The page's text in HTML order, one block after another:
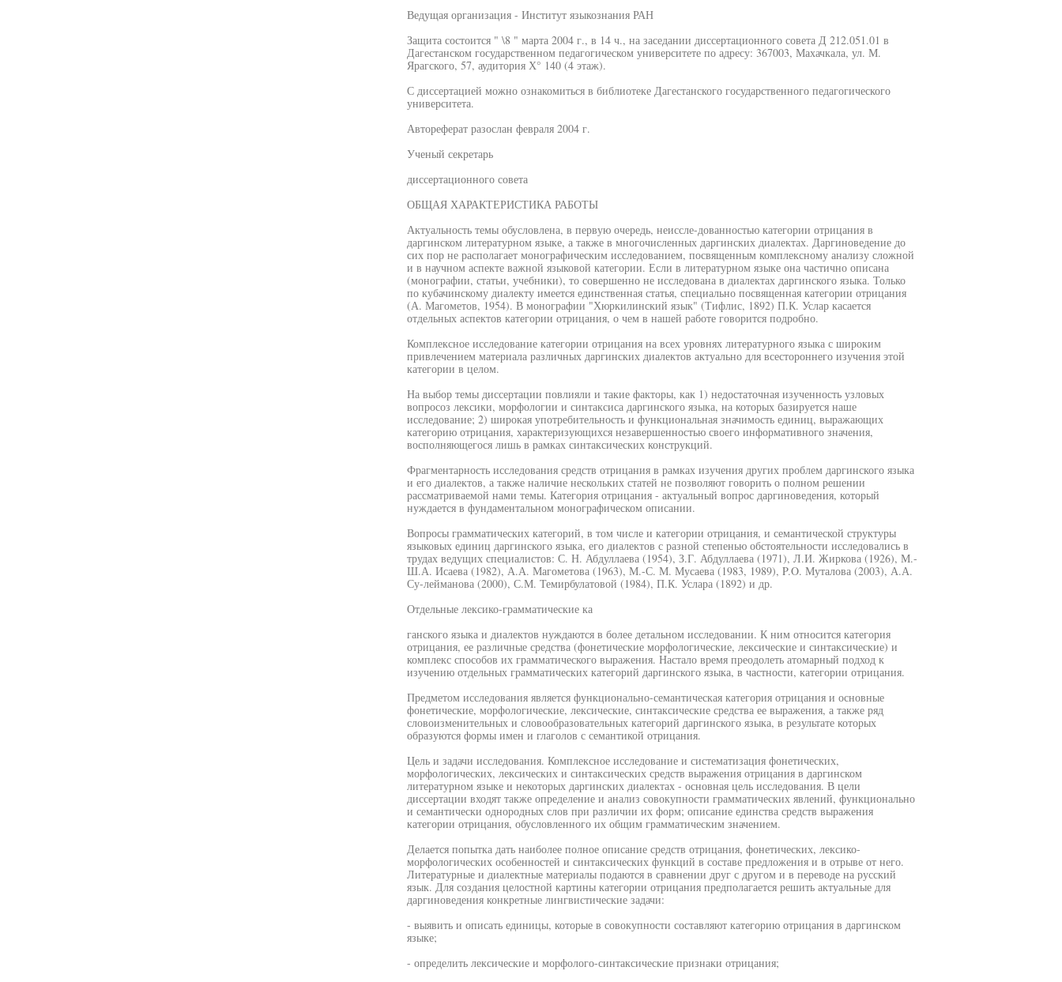
Ведущая организация - Институт языкознания РАН
Защита состоится " \8 " марта 2004 г., в 14 ч., на заседании диссертационного совета Д 212.051.01 в
Дагестанском государственном педагогическом университете по адресу: 367003, Махачкала, ул. М.
Ярагского, 57, аудитория Х° 140 (4 этаж).
С диссертацией можно ознакомиться в библиотеке Дагестанского государственного педагогического
университета.
Автореферат разослан февраля 2004 г.
Ученый секретарь
диссертационного совета
ОБЩАЯ ХАРАКТЕРИСТИКА РАБОТЫ
Актуальность темы обусловлена, в первую очередь, неиссле-дованностью категории отрицания в
даргинском литературном языке, а также в многочисленных даргинских диалектах. Даргиноведение до
сих пор не располагает монографическим исследованием, посвященным комплексному анализу сложной
и в научном аспекте важной языковой категории. Если в литературном языке она частично описана
(монографии, статьи, учебники), то совершенно не исследована в диалектах даргинского языка. Только
по кубачинскому диалекту имеется единственная статья, специально посвященная категории отрицания
(А. Магометов, 1954). В монографии "Хюркилинский язык" (Тифлис, 1892) П.К. Услар касается
отдельных аспектов категории отрицания, о чем в нашей работе говорится подробно.
Комплексное исследование категории отрицания на всех уровнях литературного языка с широким
привлечением материала различных даргинских диалектов актуально для всестороннего изучения этой
категории в целом.
На выбор темы диссертации повлияли и такие факторы, как 1) недостаточная изученность узловых
вопросоз лексики, морфологии и синтаксиса даргинского языка, на которых базируется наше
исследование; 2) широкая употребительность и функциональная значимость единиц, выражающих
категорию отрицания, характеризующихся незавершенностью своего информативного значения,
восполняющегося лишь в рамках синтаксических конструкций.
Фрагментарность исследования средств отрицания в рамках изучения других проблем даргинского языка
и его диалектов, а также наличие нескольких статей не позволяют говорить о полном решении
рассматриваемой нами темы. Категория отрицания - актуальный вопрос даргиноведения, который
нуждается в фундаментальном монографическом описании.
Вопросы грамматических категорий, в том числе и категории отрицания, и семантической структуры
языковых единиц даргинского языка, его диалектов с разной степенью обстоятельности исследовались в
трудах ведущих специалистов: С. Н. Абдуллаева (1954), З.Г. Абдуллаева (1971), Л.И. Жиркова (1926), М.-
Ш.А. Исаева (1982), А.А. Магометова (1963), М.-С. М. Мусаева (1983, 1989), P.O. Муталова (2003), А.А.
Су-лейманова (2000), С.М. Темирбулатовой (1984), П.К. Услара (1892) и др.
Отдельные лексико-грамматические ка
ганского языка и диалектов нуждаются в более детальном исследовании. К ним относится категория
отрицания, ее различные средства (фонетические морфологические, лексические и синтаксические) и
комплекс способов их грамматического выражения. Настало время преодолеть атомарный подход к
изучению отдельных грамматических категорий даргинского языка, в частности, категории отрицания.
Предметом исследования является функционально-семантическая категория отрицания и основные
фонетические, морфологические, лексические, синтаксические средства ее выражения, а также ряд
словоизменительных и словообразовательных категорий даргинского языка, в результате которых
образуются формы имен и глаголов с семантикой отрицания.
Цель и задачи исследования. Комплексное исследование и систематизация фонетических,
морфологических, лексических и синтаксических средств выражения отрицания в даргинском
литературном языке и некоторых даргинских диалектах - основная цель исследования. В цели
диссертации входят также определение и анализ совокупности грамматических явлений, функционально
и семантически однородных слов при различии их форм; описание единства средств выражения
категории отрицания, обусловленного их общим грамматическим значением.
Делается попытка дать наиболее полное описание средств отрицания, фонетических, лексико-
морфологических особенностей и синтаксических функций в составе предложения и в отрыве от него.
Литературные и диалектные материалы подаются в сравнении друг с другом и в переводе на русский
язык. Для создания целостной картины категории отрицания предполагается решить актуальные для
даргиноведения конкретные лингвистические задачи:
- выявить и описать единицы, которые в совокупности составляют категорию отрицания в даргинском
языке;
- определить лексические и морфолого-синтаксические признаки отрицания;